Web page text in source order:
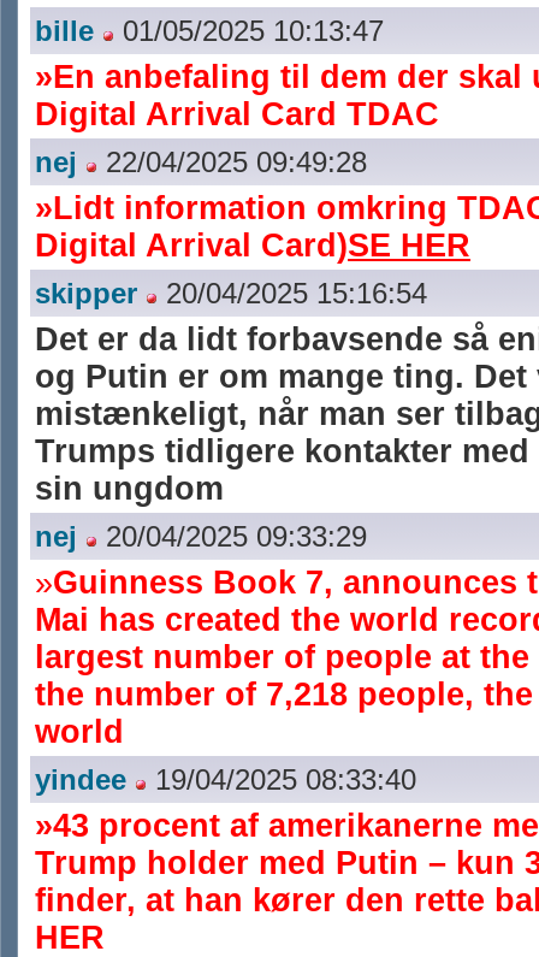
bille 01/05/2025 10:13:47
»En anbefaling til dem der skal
Digital Arrival Card TDAC
nej 22/04/2025 09:49:28
»Lidt information omkring
Digital Arrival Card)SE HER
skipper 20/04/2025 15:16:54
Det er da lidt forbavsende så
og Putin er om mange ting.
mistænkeligt, når man ser
Trumps tidligere kontakter
sin ungdom
nej 20/04/2025 09:33:29
»Guinness Book 7, announces
Mai has created the world
largest number of people at the
the number of 7,218 people,
world
yindee 19/04/2025 08:33:40
»43 procent af amerikanerne
Trump holder med Putin – kun
finder, at han kører den rette
HER